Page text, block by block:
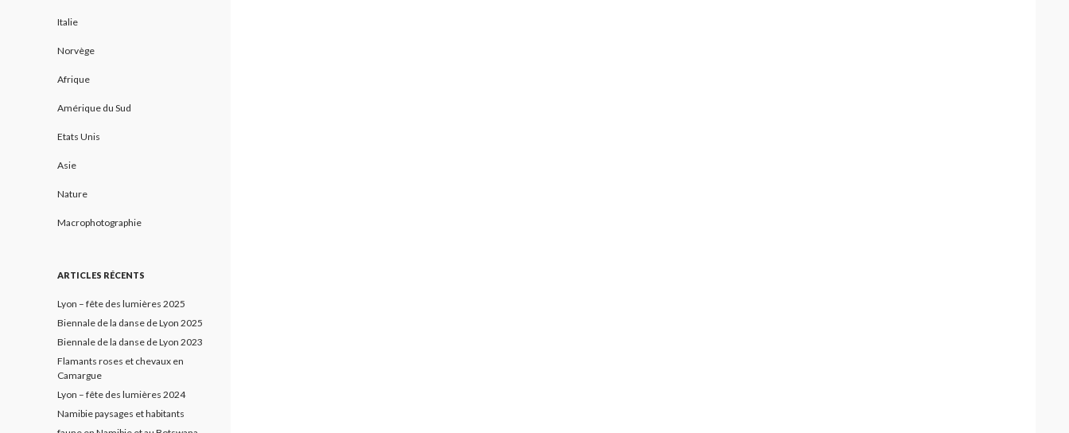
Italie
Norvège
Afrique
Amérique du Sud
Etats Unis
Asie
Nature
Macrophotographie
ARTICLES RÉCENTS
Lyon – fête des lumières 2025
Biennale de la danse de Lyon 2025
Biennale de la danse de Lyon 2023
Flamants roses et chevaux en
Camargue
Lyon – fête des lumières 2024
Namibie paysages et habitants